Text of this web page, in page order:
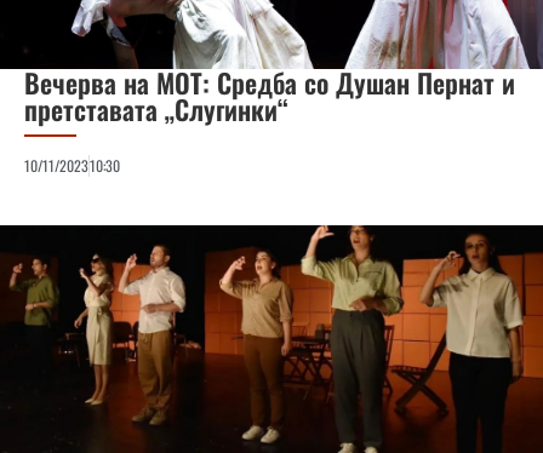
Вечерва на МОТ: Средба со Душан Пернат и
претставата „Слугинки“
10/11/202310:30